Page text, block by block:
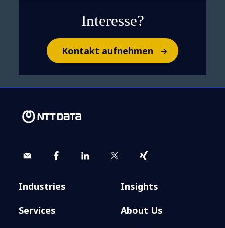
Interesse?
Kontakt aufnehmen
Industries
Services
Insights
About Us